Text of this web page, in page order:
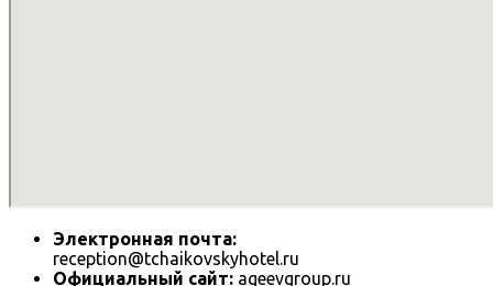
Электронная почта:
reception@tchaikovskyhotel.ru
Официальный сайт: ageevgroup.ru